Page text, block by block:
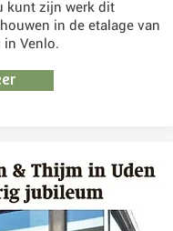
kunt zijn werk dit
in de etalage van
Venlo.